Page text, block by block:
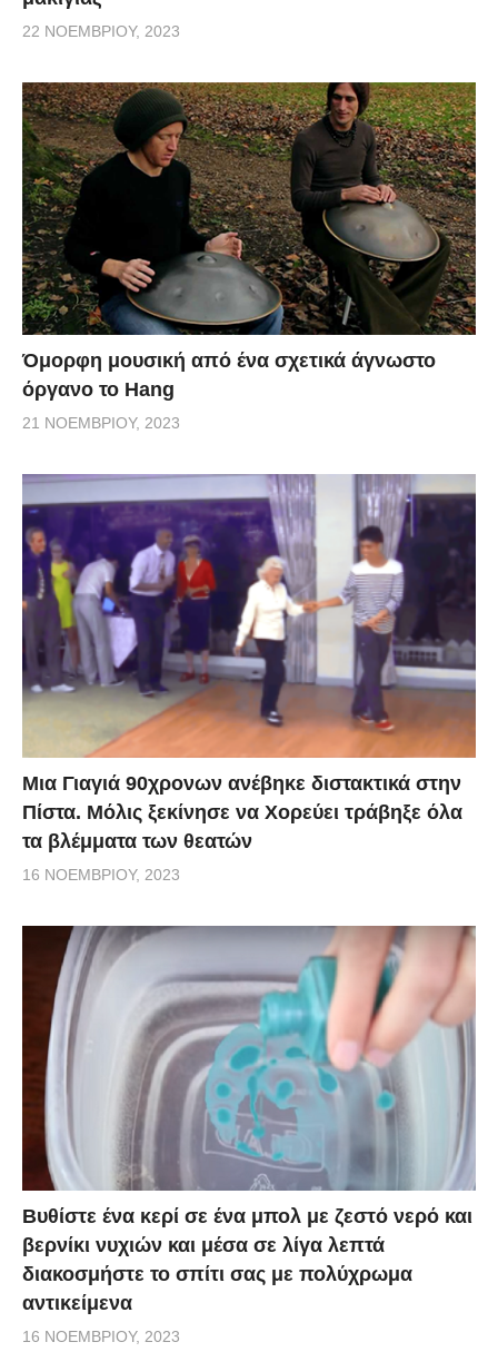
22 ΝΟΕΜΒΡΊΟΥ, 2023
Όμορφη μουσική από ένα σχετικά άγνωστο
όργανο το Hang
21 ΝΟΕΜΒΡΊΟΥ, 2023
Μια Γιαγιά 90χρονων ανέβηκε διστακτικά στην
Πίστα. Μόλις ξεκίνησε να Χορεύει τράβηξε όλα
τα βλέμματα των θεατών
16 ΝΟΕΜΒΡΊΟΥ, 2023
Βυθίστε ένα κερί σε ένα μπολ με ζεστό νερό και
βερνίκι νυχιών και μέσα σε λίγα λεπτά
διακοσμήστε το σπίτι σας με πολύχρωμα
αντικείμενα
16 ΝΟΕΜΒΡΊΟΥ, 2023